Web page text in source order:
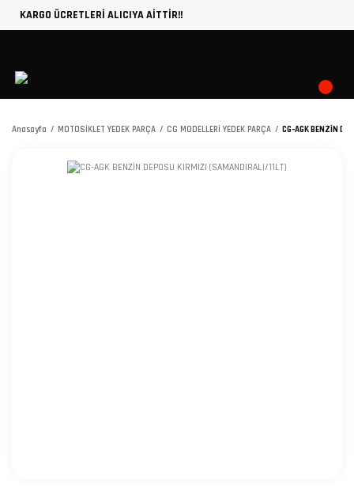
KARGO ÜCRETLERİ ALICIYA AİTTİR!!
Anasayfa MOTOSİKLET YEDEK PARÇA CG MODELLERİ YEDEK PARÇA CG-AGK BENZİN